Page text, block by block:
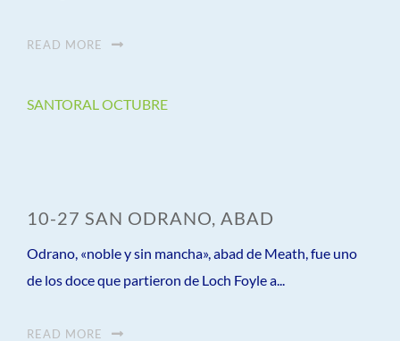
READ MORE
SANTORAL OCTUBRE
10-27 SAN ODRANO, ABAD
Odrano, «noble y sin mancha», abad de Meath, fue uno
de los doce que partieron de Loch Foyle a...
READ MORE